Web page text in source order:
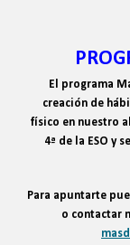
El programa
creación de
físico en nuestro
4ª de la ESO y
Para apuntarte
o contactar